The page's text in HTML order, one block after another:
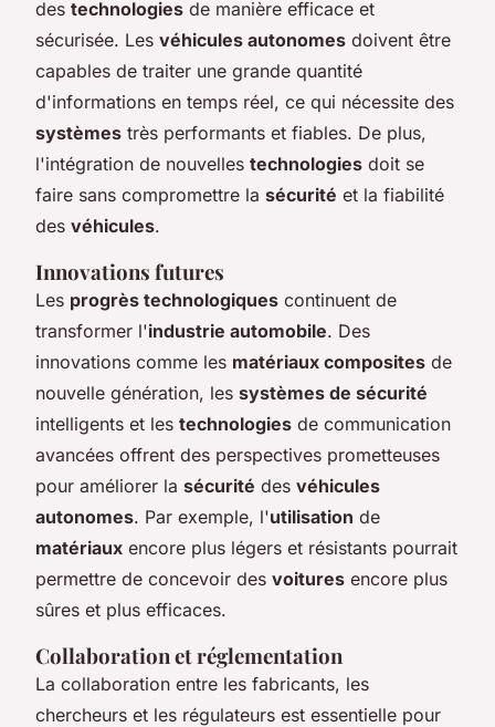
des technologies de manière efficace et
sécurisée. Les véhicules autonomes doivent être
capables de traiter une grande quantité
d'informations en temps réel, ce qui nécessite des
systèmes très performants et fiables. De plus,
l'intégration de nouvelles technologies doit se
faire sans compromettre la sécurité et la fiabilité
des véhicules.
Innovations futures
Les progrès technologiques continuent de
transformer l'industrie automobile. Des
innovations comme les matériaux composites de
nouvelle génération, les systèmes de sécurité
intelligents et les technologies de communication
avancées offrent des perspectives prometteuses
pour améliorer la sécurité des véhicules
autonomes. Par exemple, l'utilisation de
matériaux encore plus légers et résistants pourrait
permettre de concevoir des voitures encore plus
sûres et plus efficaces.
Collaboration et réglementation
La collaboration entre les fabricants, les
chercheurs et les régulateurs est essentielle pour